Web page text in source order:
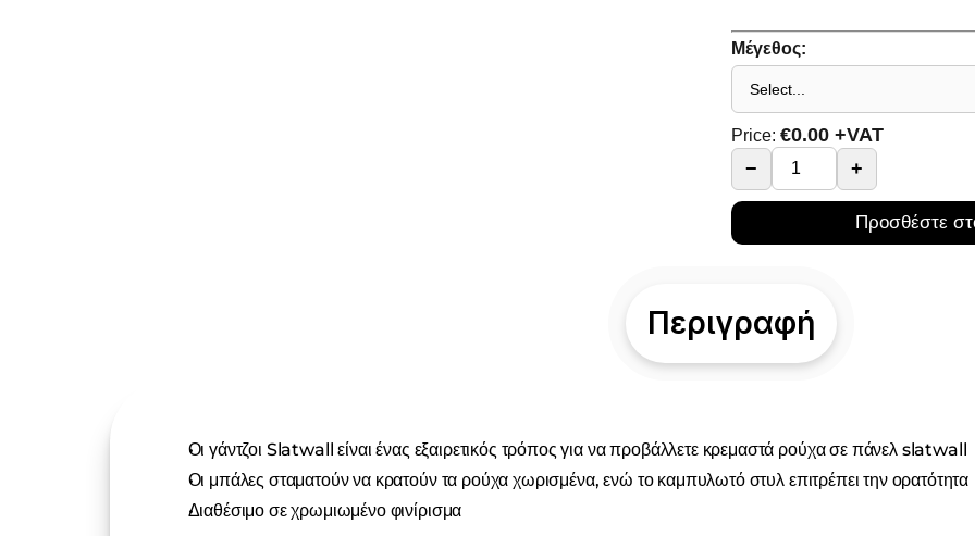
Μέγεθος:
Price: €0.00 +VAT
−
+
Προσθέστε
Περιγραφή
Οι γάντζοι Slatwall είναι ένας εξαιρετικός τρόπος για να προβάλλετε κρεμαστά ρούχα σε πάνελ slatwall
Οι μπάλες σταματούν να κρατούν τα ρούχα χωρισμένα, ενώ το καμπυλωτό στυλ επιτρέπει την ορατότητα
Διαθέσιμο σε χρωμιωμένο φινίρισμα